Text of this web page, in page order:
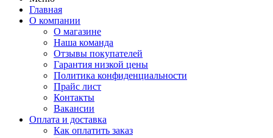
Главная
О компании
О магазине
Наша команда
Отзывы покупателей
Гарантия низкой цены
Политика конфиденциальности
Прайс лист
Контакты
Вакансии
Оплата и доставка
Как оплатить заказ